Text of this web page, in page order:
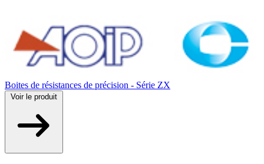
Boites de résistances de précision - Série ZX
Voir le produit